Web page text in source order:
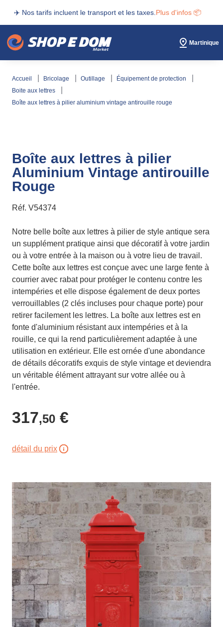
✈️ Nos tarifs incluent le transport et les taxes. Plus d'infos 📦
Martinique
accueil bricolage outillage
équipement de protection
boite aux lettres
boîte aux lettres à pilier aluminium vintage antirouille rouge
Boîte aux lettres à pilier
Aluminium Vintage antirouille
Rouge
Réf. V54374
Notre belle boîte aux lettres à pilier de style antique sera
un supplément pratique ainsi que décoratif à votre jardin
ou à votre entrée à la maison ou à votre lieu de travail.
Cette boîte aux lettres est conçue avec une large fente à
courrier avec rabat pour protéger le contenu contre les
intempéries et elle dispose également de deux portes
verrouillables (2 clés incluses pour chaque porte) pour
retirer facilement les lettres. La boîte aux lettres est en
fonte d'aluminium résistant aux intempéries et à la
rouille, ce qui la rend particulièrement adaptée à une
utilisation en extérieur. Elle est ornée d'une abondance
de détails décoratifs exquis de style vintage et deviendra
un véritable élément attrayant sur votre allée ou à
l'entrée.
317,50 €
détail du prix